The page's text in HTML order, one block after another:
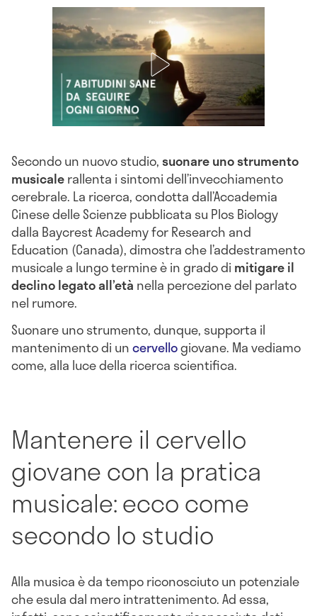
Secondo un nuovo studio,suonare uno strumento
musicalerallenta i sintomi dell’invecchiamento
cerebrale. La ricerca, condotta dall’Accademia
Cinese delle Scienze pubblicata su Plos Biology
dalla Baycrest Academy for Research and
Education (Canada), dimostra che l’addestramento
musicale a lungo termine è in grado di mitigare il
declino legato all’età nella percezione del parlato
nel rumore.
Suonare uno strumento, dunque, supporta il
mantenimento di uncervellogiovane. Ma vediamo
come, alla luce della ricerca scientifica.
Mantenere il cervello
giovane con la pratica
musicale: ecco come
secondo lo studio
Alla musica è da tempo riconosciuto un potenziale
che esula dal mero intrattenimento. Ad essa,